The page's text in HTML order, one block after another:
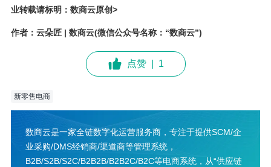
业转载请标明：数商云原创>
作者：云朵匠 | 数商云(微信公众号名称：“数商云”)
点赞 1
新零售电商
数商云是一家全链数字化运营服务商，专注于提供SCM/企
业采购/DMS经销商/渠道商等管理系统，
B2B/S2B/S2C/B2B2B/B2B2C/B2C等电商系统，从“供应链